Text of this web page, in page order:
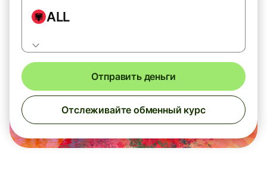
ALL
Отправить деньги
Отслеживайте обменный курс